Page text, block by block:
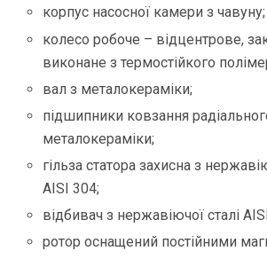
корпус насосної камери з чавуну;
колесо робоче – відцентрове,
виконане з термостійкого
вал з металокераміки;
підшипники ковзання
металокераміки;
гільза статора захисна з
AISI 304;
відбивач з нержавіючої сталі
ротор оснащений постійними